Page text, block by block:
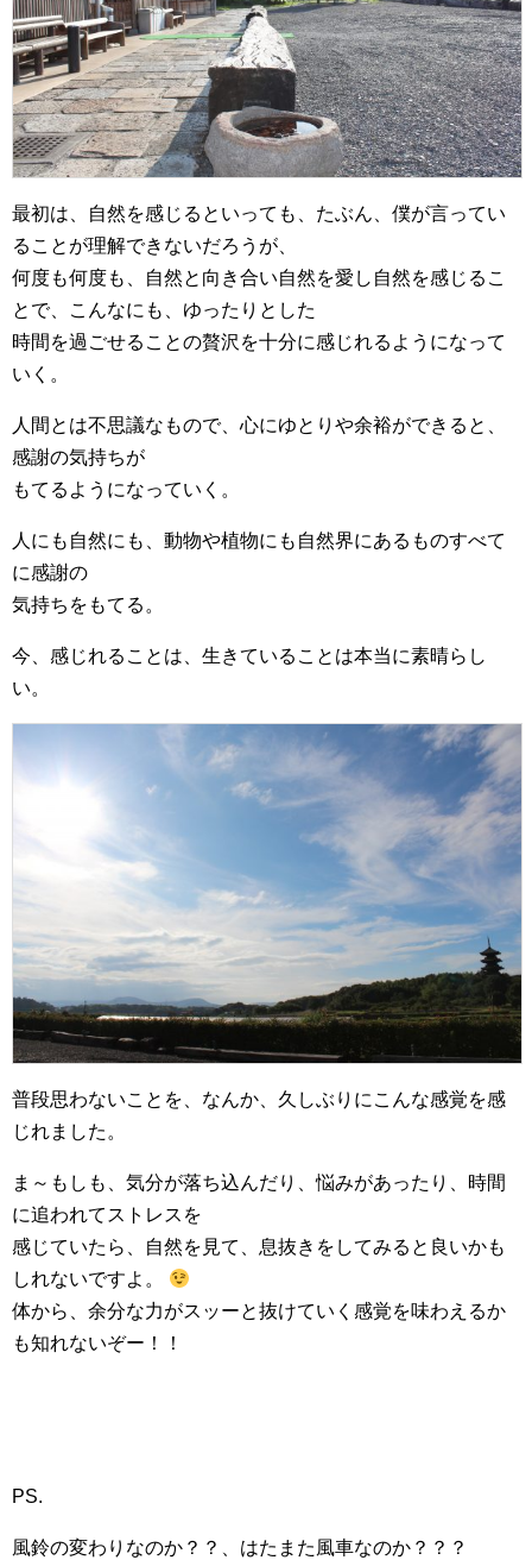
最初は、自然を感じるといっても、たぶん、僕が言ってい
ることが理解できないだろうが、
何度も何度も、自然と向き合い自然を愛し自然を感じるこ
とで、こんなにも、ゆったりとした
時間を過ごせることの贅沢を十分に感じれるようになって
いく。
人間とは不思議なもので、心にゆとりや余裕ができると、
感謝の気持ちが
もてるようになっていく。
人にも自然にも、動物や植物にも自然界にあるものすべて
に感謝の
気持ちをもてる。
今、感じれることは、生きていることは本当に素晴らし
い。
普段思わないことを、なんか、久しぶりにこんな感覚を感
じれました。
ま～もしも、気分が落ち込んだり、悩みがあったり、時間
に追われてストレスを
感じていたら、自然を見て、息抜きをしてみると良いかも
しれないですよ。
体から、余分な力がスッーと抜けていく感覚を味わえるか
も知れないぞー！！
PS.
風鈴の変わりなのか？？、はたまた風車なのか？？？